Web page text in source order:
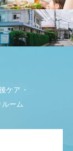
ケア
ーム